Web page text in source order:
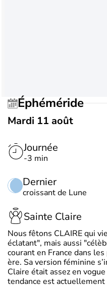
Éphéméride
Mardi 11 août
Journée
-3 min
Dernier
croissant de Lune
Sainte Claire
Nous fêtons CLAIRE qui
éclatant", mais aussi
courant en France dans
ère. Sa version féminine
Claire était assez en
tendance est actuellement